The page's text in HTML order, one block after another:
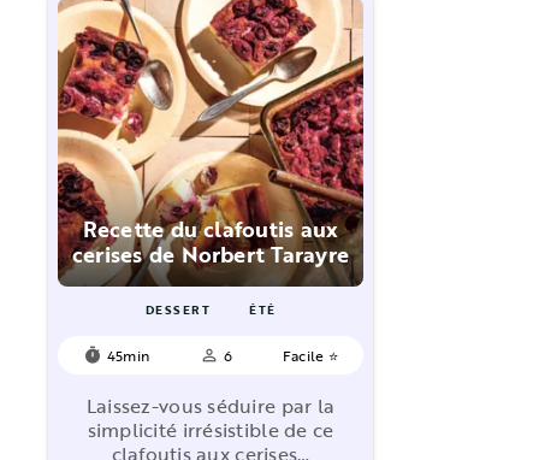
Recette du clafoutis aux
cerises de Norbert Tarayre
DESSERT ÉTÉ
timer 45min person_outline 6 Facile ⭐
Laissez-vous séduire par la
simplicité irrésistible de ce